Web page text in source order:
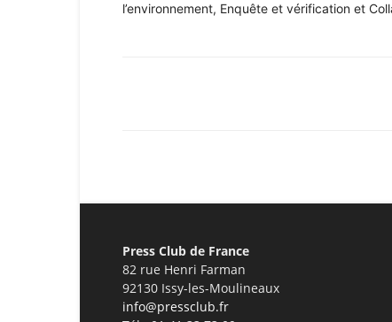
l’environnement, Enquête et vérification et
Press Club de France
82 rue Henri Farman
92130 Issy-les-Moulineaux
info@pressclub.fr